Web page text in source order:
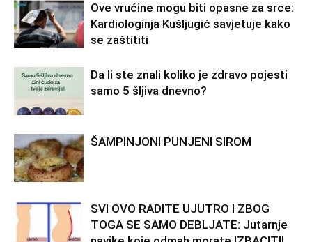
Ove vrućine mogu biti opasne za srce:
Kardiologinja Kušljugić savjetuje kako
se zaštititi
Da li ste znali koliko je zdravo pojesti
samo 5 šljiva dnevno?
ŠAMPINJONI PUNJENI SIROM
SVI OVO RADITE UJUTRO I ZBOG
TOGA SE SAMO DEBLJATE: Jutarnje